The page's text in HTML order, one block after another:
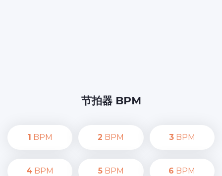
节拍器 BPM
1 BPM 2 BPM 3BPM
4 BPM 5BPM 6 BPM